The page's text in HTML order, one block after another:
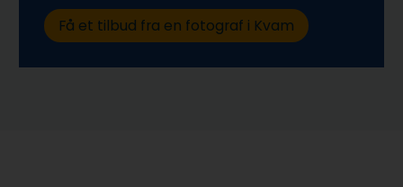
Få et tilbud fra en fotograf i Kvam